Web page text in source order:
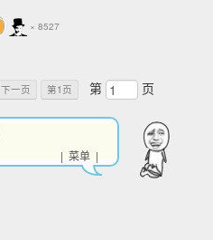
× 8527
下一页 第1页 第 页
| 菜单 |